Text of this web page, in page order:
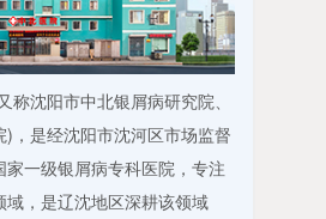
沈阳市中北银屑病研究院、
，是经沈阳市沈河区市场监督
一级银屑病专科医院，专注
，是辽沈地区深耕该领域